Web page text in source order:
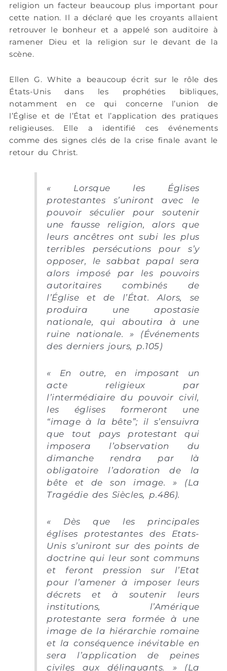
religion un facteur beaucoup plus important pour
cette nation. Il a déclaré que les croyants allaient
retrouver le bonheur et a appelé son auditoire à
ramener Dieu et la religion sur le devant de la
scène.
Ellen G. White a beaucoup écrit sur le rôle des
États-Unis dans les prophéties bibliques,
notamment en ce qui concerne l’union de
l’Église et de l’État et l’application des pratiques
religieuses. Elle a identifié ces événements
comme des signes clés de la crise finale avant le
retour du Christ.
« Lorsque les Églises
protestantes s’uniront avec le
pouvoir séculier pour soutenir
une fausse religion, alors que
leurs ancêtres ont subi les plus
terribles persécutions pour s’y
opposer, le sabbat papal sera
alors imposé par les pouvoirs
autoritaires combinés de
l’Église et de l’État. Alors, se
produira une apostasie
nationale, qui aboutira à une
ruine nationale. » (Événements
des derniers jours, p.105)
« En outre, en imposant un
acte religieux par
l’intermédiaire du pouvoir civil,
les églises formeront une
“image à la bête”; il s’ensuivra
que tout pays protestant qui
imposera l’observation du
dimanche rendra par là
obligatoire l’adoration de la
bête et de son image. » (La
Tragédie des Siècles, p.486).
« Dès que les principales
églises protestantes des Etats-
Unis s’uniront sur des points de
doctrine qui leur sont communs
et feront pression sur l’Etat
pour l’amener à imposer leurs
décrets et à soutenir leurs
institutions, l’Amérique
protestante sera formée à une
image de la hiérarchie romaine
et la conséquence inévitable en
sera l’application de peines
civiles aux délinquants. » (La